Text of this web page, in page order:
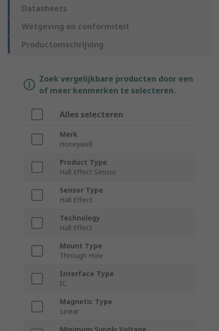
Datasheets
Wetgeving en conformiteit
Productomschrijving
Zoek vergelijkbare producten door een
of meer kenmerken te selecteren.
Alles selecteren
Merk
Honeywell
Product Type
Hall Effect Sensor
Sensor Type
Hall Effect
Technology
Hall Effect
Mount Type
Through Hole
Interface Type
IC
Magnetic Type
Linear